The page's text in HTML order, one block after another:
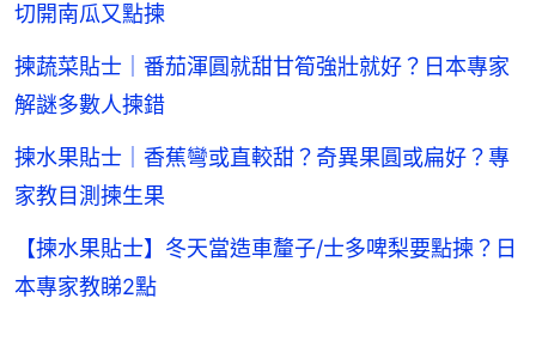
切開南瓜又點揀
揀蔬菜貼士｜番茄渾圓就甜甘筍強壯就好？日本專家
解謎多數人揀錯
揀水果貼士｜香蕉彎或直較甜？奇異果圓或扁好？專
家教目測揀生果
【揀水果貼士】冬天當造車釐子/士多啤梨要點揀？日
本專家教睇2點